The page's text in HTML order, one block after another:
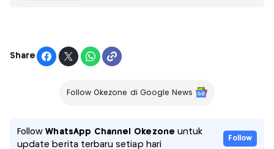
Share
Follow Okezone di Google News
FollowWhatsApp Channel Okezone untuk
update berita terbaru setiap hari
Follow